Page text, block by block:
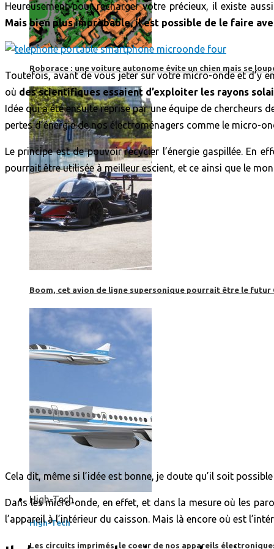
Roborace : une voiture autonome évite un chien mais se
Boom, cet avion de ligne supersonique pourrait être le futur
High-Tech
High-Tech
Les circuits imprimés, le coeur de nos appareils
Heureusement pour recharger votre précieux, il existe
Mais bien plus improbable, il est possible de le faire
Toutefois, avant de vous jeter sur votre micro-onde et d’y
où des scientifiques essaient d’exploiter les rayons
Idée qui a été ensuite reprise par une équipe de chercheurs
pertes d’énergie de nos électroménagers comme le micro-
Le principe est de pouvoir recycler l’énergie gaspillée. En
pourrait être utilisée à meilleur escient, et ce ainsi que le
Cela dit, même si l’idée est bonne, je doute qu’il soit
Dans les micro-onde, en effet, et dans la mesure où les
l’appareil à l’intérieur du caisson. Mais là encore où est